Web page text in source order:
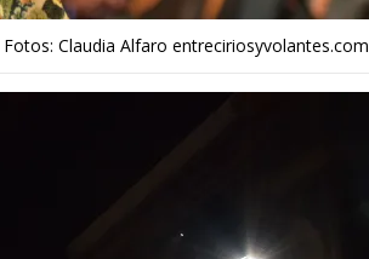
Claudia Alfaro entreciriosyvolantes.com